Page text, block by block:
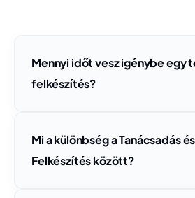
Mennyi időt vesz igénybe egy
felkészítés?
Mi a különbség a Tanácsadás
Felkészítés között?